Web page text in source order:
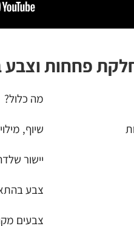
פחחות וצבע
מה כלול?
שיוף,
יישור
צבע
צבעים